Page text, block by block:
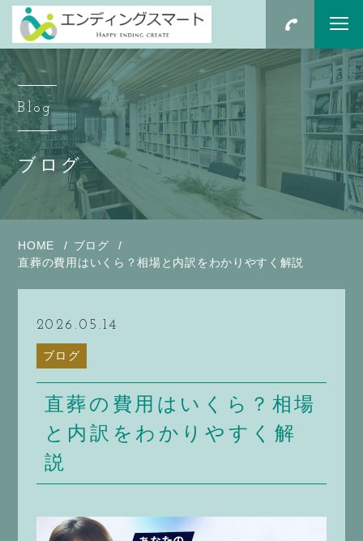
Blog
ブログ
HOME
ブログ
直葬の費用はいくら？相場と内訳をわかりやすく解説
2026.05.14
ブログ
直葬の費用はいくら？相場
と内訳をわかりやすく解
説